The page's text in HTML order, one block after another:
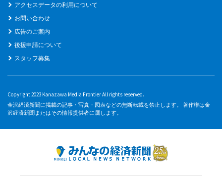
アクセスデータの利用について
お問い合わせ
広告のご案内
後援申請について
スタッフ募集
Copyright 2023 Kanazawa Media Frontier All rights reserved.
金沢経済新聞に掲載の記事・写真・図表などの無断転載を禁止します。 著作権は金
沢経済新聞またはその情報提供者に属します。